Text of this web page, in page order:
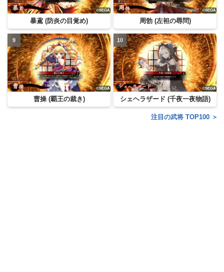
暴鳶 (防炎の目覚め) 周勃 (左袒の尋問)
曹操 (覇王の裁き) シェヘラザード (千夜一夜物語)
注目の武将 TOP100 ＞